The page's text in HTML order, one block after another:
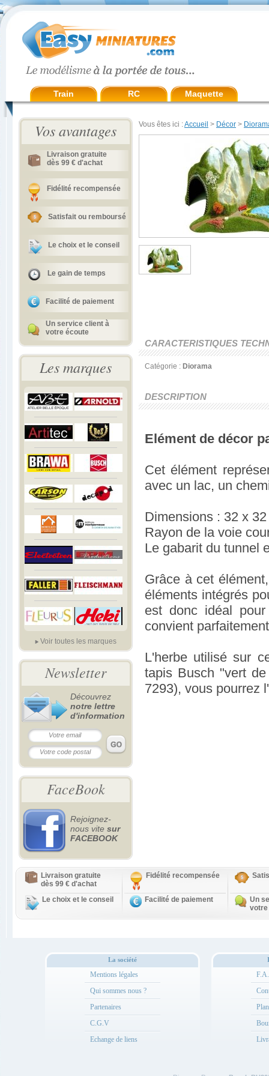
Train RC Maquette
Vos avantages
Livraison gratuite
dès 99 € d'achat
Fidélité recompensée
Satisfait ou remboursé
Le choix et le conseil
Le gain de temps
Facilité de paiement
Un service client à
votre écoute
Les marques
Voir toutes les marques
Newsletter
Découvrez
notre lettre
d'information
FaceBook
Rejoignez-
nous vite sur
FACEBOOK
Vous êtes ici :Accueil > Décor >
CARACTERISTIQUES
Catégorie : Diorama
DESCRIPTION
Elément de décor
Cet élément
avec un lac, un
Dimensions : 32 x
Rayon de la voie
Le gabarit du tunnel
Grâce à cet
éléments intégrés
est donc idéal
convient
L'herbe utilisé sur
tapis Busch "vert
7293), vous pourrez
Livraison gratuite
dès 99 € d'achat
Fidélité recompensée
Le choix et le conseil Facilité de paiement
Un
votre
La société
Mentions légales
Qui sommes nous ?
Partenaires
C.G.V
Echange de liens